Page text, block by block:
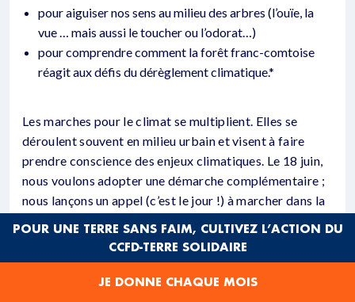
pour aiguiser nos sens au milieu des arbres (l’ouïe, la
vue … mais aussi le toucher ou l’odorat…)
pour comprendre comment la forêt franc-comtoise
réagit aux défis du dérèglement climatique.*
Les marches pour le climat se multiplient. Elles se
déroulent souvent en milieu urbain et visent à faire
prendre conscience des enjeux climatiques. Le 18 juin,
nous voulons adopter une démarche complémentaire ;
nous lançons un appel (c’est le jour !) à marcher dans la
et avec notre intelligence, mesurer la compréhension
des enjeux.
POUR UNE TERRE SANS FAIM, CULTIVEZ L’ACTION DU
CCFD-TERRE SOLIDAIRE
JE DONNE CHAQUE MOIS